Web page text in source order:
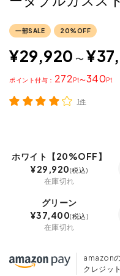
一部SALE 20%OFF
¥29,920 〜 ¥
272 〜340
ポイント
1件
ホワイト【20%OFF】
¥29,920 税込
在庫切れ
グリーン
¥37,400 税込
在庫切れ
amazon
クレジッ